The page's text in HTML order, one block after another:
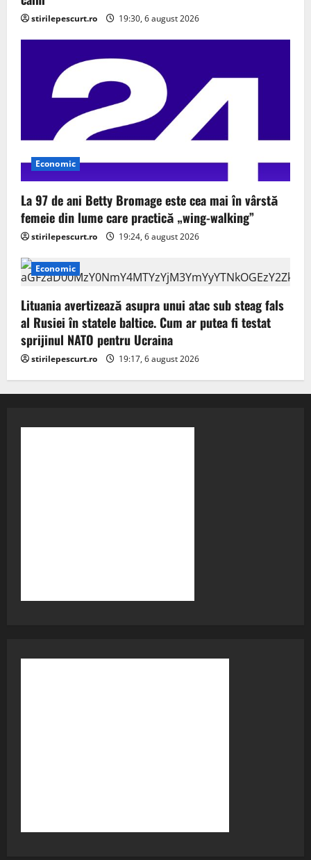
stirilepescurt.ro 19:30, 6 august 2026
Economic
La 97 de ani Betty Bromage este cea mai în vârstă
femeie din lume care practică „wing-walking”
stirilepescurt.ro 19:24, 6 august 2026
Economic
Lituania avertizează asupra unui atac sub steag fals
al Rusiei în statele baltice. Cum ar putea fi testat
sprijinul NATO pentru Ucraina
stirilepescurt.ro 19:17, 6 august 2026